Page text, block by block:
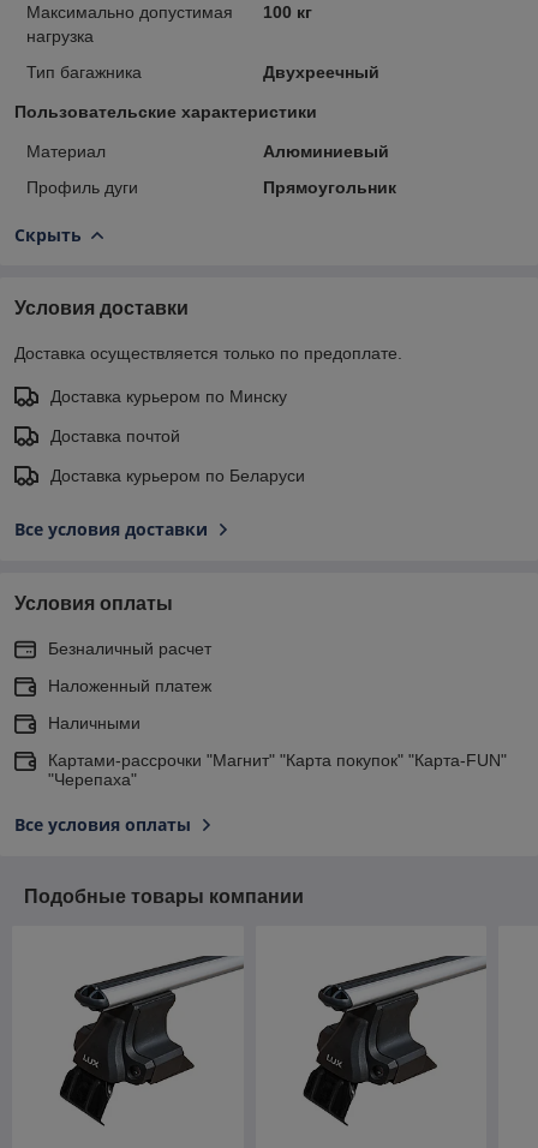
Максимально допустимая
нагрузка
100 кг
Тип багажника Двухреечный
Пользовательские характеристики
Материал
Алюминиевый
Профиль дуги
Прямоугольник
Скрыть
Условия доставки
Доставка осуществляется только по предоплате.
Доставка курьером по Минску
Доставка почтой
Доставка курьером по Беларуси
Все условия доставки
Условия оплаты
Безналичный расчет
Наложенный платеж
Наличными
Картами-рассрочки "Магнит" "Карта покупок" "Карта-FUN"
"Черепаха"
Все условия оплаты
Подобные товары компании